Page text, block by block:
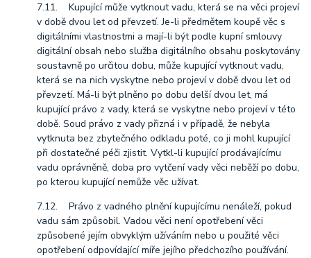
7.11. Kupující může vytknout vadu, která se na věci projeví
v době dvou let od převzetí. Je-li předmětem koupě věc s
digitálními vlastnostmi a mají-li být podle kupní smlouvy
digitální obsah nebo služba digitálního obsahu poskytovány
soustavně po určitou dobu, může kupující vytknout vadu,
která se na nich vyskytne nebo projeví v době dvou let od
převzetí. Má-li být plněno po dobu delší dvou let, má
kupující právo z vady, která se vyskytne nebo projeví v této
době. Soud právo z vady přizná i v případě, že nebyla
vytknuta bez zbytečného odkladu poté, co ji mohl kupující
při dostatečné péči zjistit. Vytkl-li kupující prodávajícímu
vadu oprávněně, doba pro vytčení vady věci neběží po dobu,
po kterou kupující nemůže věc užívat.
7.12. Právo z vadného plnění kupujícímu nenáleží, pokud
vadu sám způsobil. Vadou věci není opotřebení věci
způsobené jejím obvyklým užíváním nebo u použité věci
opotřebení odpovídající míře jejího předchozího používání.